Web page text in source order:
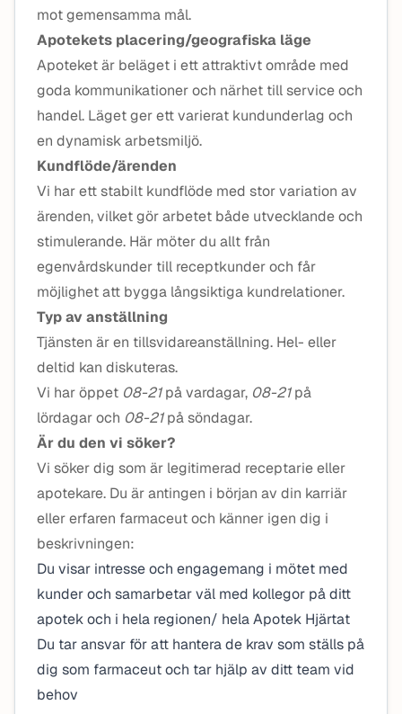
mot gemensamma mål.
Apotekets placering/geografiska läge
Apoteket är beläget i ett attraktivt område med
goda kommunikationer och närhet till service och
handel. Läget ger ett varierat kundunderlag och
en dynamisk arbetsmiljö.
Kundflöde/ärenden
Vi har ett stabilt kundflöde med stor variation av
ärenden, vilket gör arbetet både utvecklande och
stimulerande. Här möter du allt från
egenvårdskunder till receptkunder och får
möjlighet att bygga långsiktiga kundrelationer.
Typ av anställning
Tjänsten är en tillsvidareanställning. Hel- eller
deltid kan diskuteras.
Vi har öppet 08-21på vardagar, 08-21på
lördagar och 08-21på söndagar.
Är du den vi söker?
Vi söker dig som är legitimerad receptarie eller
apotekare. Du är antingen i början av din karriär
eller erfaren farmaceut och känner igen dig i
beskrivningen:
Du visar intresse och engagemang i mötet med
kunder och samarbetar väl med kollegor på ditt
apotek och i hela regionen/ hela Apotek Hjärtat
Du tar ansvar för att hantera de krav som ställs på
dig som farmaceut och tar hjälp av ditt team vid
behov